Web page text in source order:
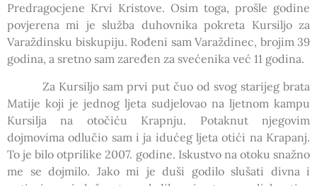
Predragocjene Krvi Kristove. Osim toga, prošle godine
povjerena mi je služba duhovnika pokreta Kursiljo za
Varaždinsku biskupiju. Rođeni sam Varaždinec, brojim 39
godina, a sretno sam zaređen za svećenika već 11 godina.
Za Kursiljo sam prvi put čuo od svog starijeg brata
Matije koji je jednog ljeta sudjelovao na ljetnom kampu
Kursilja na otočiću Krapnju. Potaknut njegovim
dojmovima odlučio sam i ja idućeg ljeta otići na Krapanj.
To je bilo otprilike 2007. godine. Iskustvo na otoku snažno
me se dojmilo. Jako mi je duši godilo slušati divna i